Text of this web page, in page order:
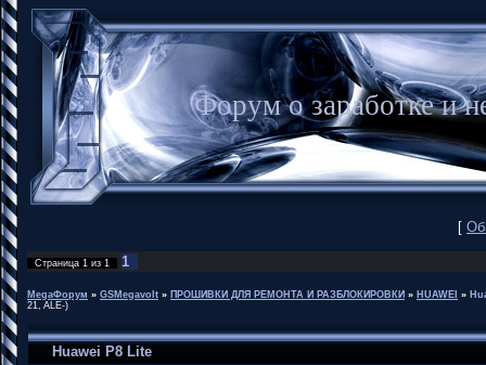
Форум о заработке
[
Страница 1 из 1 1
MegaФорум » GSMegavolt » ПРОШИВКИ ДЛЯ РЕМОНТА И РАЗБЛОКИРОВКИ » HUAWEI »
21, ALE-)
Huawei P8 Lite